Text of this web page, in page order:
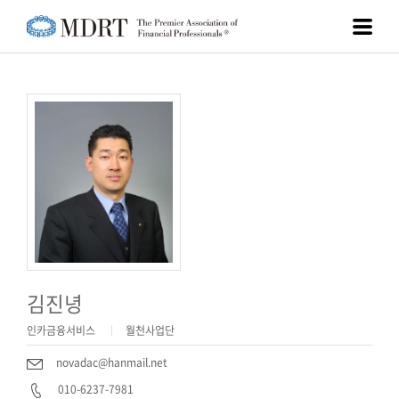
김진녕
인카금융서비스
월천사업단
novadac@hanmail.net
010-6237-7981